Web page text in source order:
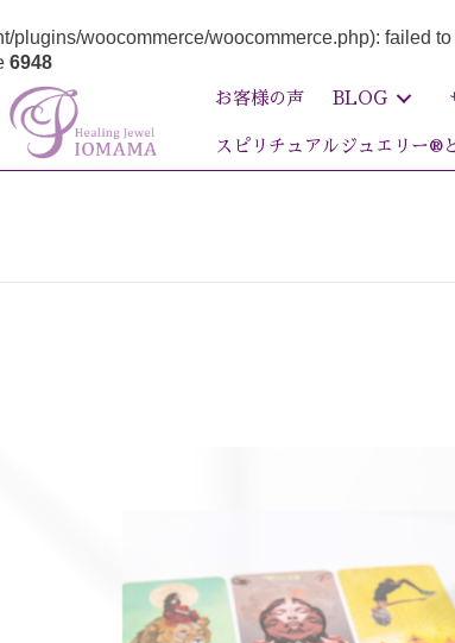
woocommerce/woocommerce.php): failed
6948
お客様の声 BLOG
スピリチュアルジュエリー®